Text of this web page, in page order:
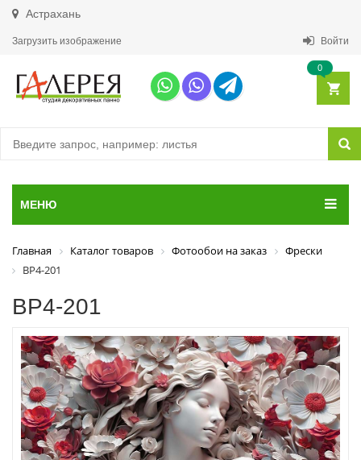
Астрахань
Загрузить изображение Войти
0
МЕНЮ
Главная Каталог товаров Фотообои на заказ
Фрески
ВР4-201
ВР4-201